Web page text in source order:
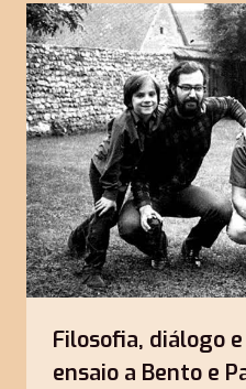
Filosofia, diálogo
ensaio a Bento e